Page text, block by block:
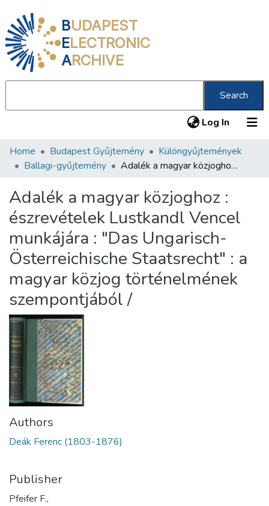
BUDAPEST
ELECTRONIC
ARCHIVE
Search
Log In (current)
Communities & Collections
Statistics
About us
Home Budapest Gyűjtemény
Különgyűjtemények
Ballagi-gyűjtemény
Adalék a magyar közjoghoz : észrevételek Lustkandl Vencel munkájára : "Das Ungarisch-Österreichische Staatsrecht" : a magyar közjog történelmének szempontjából /
Adalék a magyar közjoghoz :
észrevételek Lustkandl Vencel
munkájára : "Das Ungarisch-
Österreichische Staatsrecht" : a
magyar közjog történelmének
szempontjából /
Authors
Deák Ferenc (1803-1876)
Publisher
Pfeifer F.,